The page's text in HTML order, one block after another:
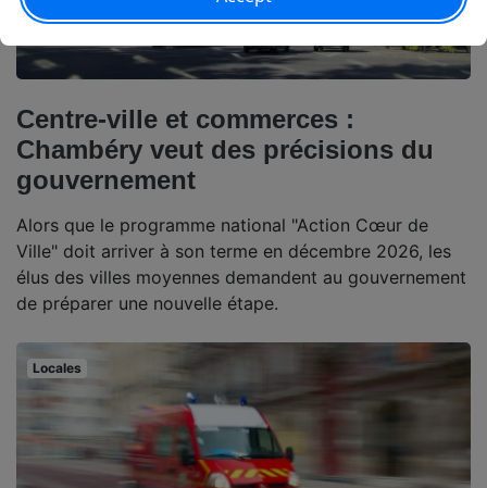
Centre-ville et commerces :
Chambéry veut des précisions du
gouvernement
Alors que le programme national "Action Cœur de
Ville" doit arriver à son terme en décembre 2026, les
élus des villes moyennes demandent au gouvernement
de préparer une nouvelle étape.
Locales